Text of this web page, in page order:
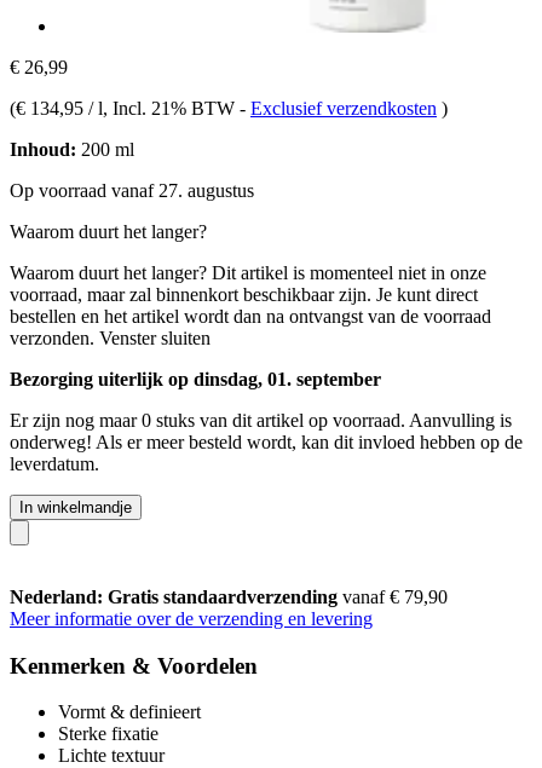
€ 26,99
(€ 134,95 / l, Incl. 21% BTW - Exclusief verzendkosten )
Inhoud: 200 ml
Op voorraad vanaf 27. augustus
Waarom duurt het langer?
Waarom duurt het langer? Dit artikel is momenteel niet in onze
voorraad, maar zal binnenkort beschikbaar zijn. Je kunt direct
bestellen en het artikel wordt dan na ontvangst van de voorraad
verzonden. Venster sluiten
Bezorging uiterlijk op dinsdag, 01. september
Er zijn nog maar 0 stuks van dit artikel op voorraad. Aanvulling is
onderweg! Als er meer besteld wordt, kan dit invloed hebben op de
leverdatum.
In winkelmandje
Nederland: Gratis standaardverzending vanaf € 79,90
Meer informatie over de verzending en levering
Kenmerken & Voordelen
Vormt & definieert
Sterke fixatie
Lichte textuur